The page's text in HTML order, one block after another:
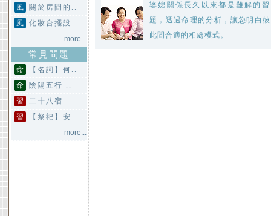
風
關於房間的..
風
化妝台擺設..
more...
常見問題
命
【名詞】何..
命
陰陽五行 ..
習
二十八宿
習
【祭祀】安..
more...
婆媳關係長久以來都是難解的習
題，透過命理的分析，讓您明白彼
此間合適的相處模式。